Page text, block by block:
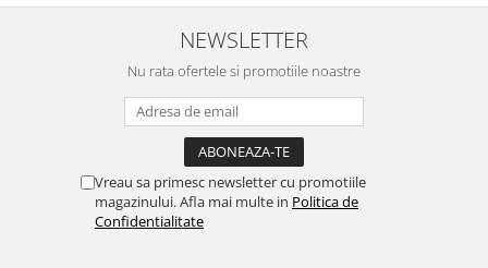
NEWSLETTER
Nu rata ofertele si promotiile noastre
Vreau sa primesc newsletter cu promotiile
magazinului. Afla mai multe in Politica de
Confidentialitate